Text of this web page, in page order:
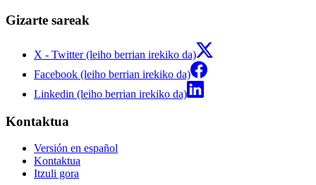
Gizarte sareak
X - Twitter (leiho berrian irekiko da)
Facebook (leiho berrian irekiko da)
Linkedin (leiho berrian irekiko da)
Kontaktua
Versión en español
Kontaktua
Itzuli gora